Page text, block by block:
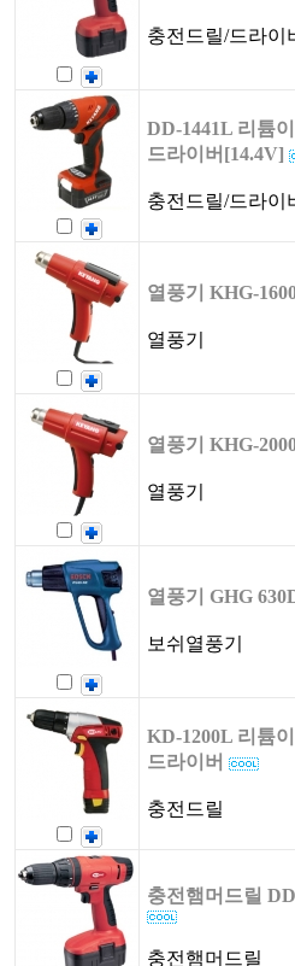
충전드릴/드라이
DD-1441L 리튬
드라이버[14.4V]
충전드릴/드라이
열풍기 KHG-
열풍기
열풍기 KHG-
열풍기
열풍기 GHG
보쉬열풍기
KD-1200L 리튬
드라이버
충전드릴
충전햄머드릴
충전햄머드릴